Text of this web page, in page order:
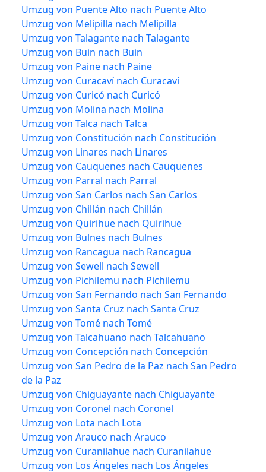
Umzug von Puente Alto nach Puente Alto
Umzug von Melipilla nach Melipilla
Umzug von Talagante nach Talagante
Umzug von Buin nach Buin
Umzug von Paine nach Paine
Umzug von Curacaví nach Curacaví
Umzug von Curicó nach Curicó
Umzug von Molina nach Molina
Umzug von Talca nach Talca
Umzug von Constitución nach Constitución
Umzug von Linares nach Linares
Umzug von Cauquenes nach Cauquenes
Umzug von Parral nach Parral
Umzug von San Carlos nach San Carlos
Umzug von Chillán nach Chillán
Umzug von Quirihue nach Quirihue
Umzug von Bulnes nach Bulnes
Umzug von Rancagua nach Rancagua
Umzug von Sewell nach Sewell
Umzug von Pichilemu nach Pichilemu
Umzug von San Fernando nach San Fernando
Umzug von Santa Cruz nach Santa Cruz
Umzug von Tomé nach Tomé
Umzug von Talcahuano nach Talcahuano
Umzug von Concepción nach Concepción
Umzug von San Pedro de la Paz nach San Pedro
de la Paz
Umzug von Chiguayante nach Chiguayante
Umzug von Coronel nach Coronel
Umzug von Lota nach Lota
Umzug von Arauco nach Arauco
Umzug von Curanilahue nach Curanilahue
Umzug von Los Ángeles nach Los Ángeles